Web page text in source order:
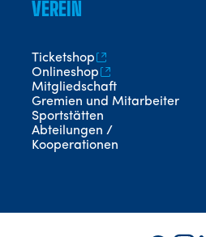
VEREIN
Ticketshop
Onlineshop
Mitgliedschaft
Gremien und Mitarbeiter
Sportstätten
Abteilungen /
Kooperationen